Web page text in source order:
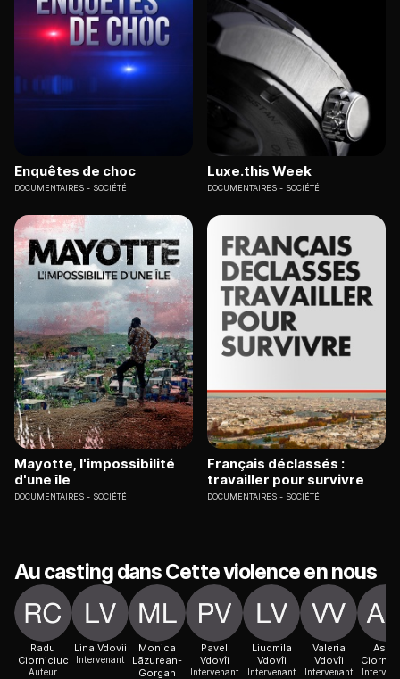
Enquêtes de choc
DOCUMENTAIRES SOCIÉTÉ
Luxe.this Week
DOCUMENTAIRES SOCIÉTÉ
Mayotte, l'impossibilité
d'une île
DOCUMENTAIRES SOCIÉTÉ
Français déclassés :
travailler pour survivre
DOCUMENTAIRES SOCIÉTÉ
Au casting dans Cette violence en nous
Radu
Ciorniciuc
Auteur
Lina Vdovii
Intervenant
Monica
Lãzurean-
Gorgan
Pavel
Vdovîi
Intervenant
Liudmila
Vdovîi
Intervenant
Valeria
Vdovîi
Intervenant
Aster